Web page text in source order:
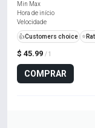
$ 45.99 / 1
COMPRAR
Min Max
Hora de início
Velocidade
👍Customers choice ⭐